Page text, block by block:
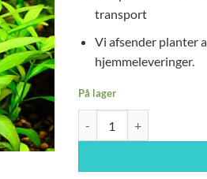
transport
Vi afsender planter
hjemmeleveringer.
På lager